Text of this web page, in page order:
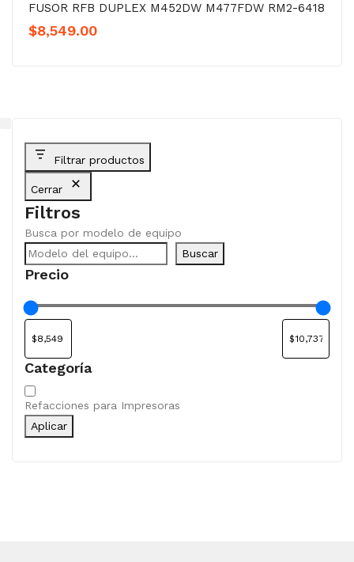
FUSOR RFB DUPLEX M452DW M477FDW RM2-6418
$8,549.00
Filtrar productos
Cerrar
Filtros
Busca por modelo de equipo
Buscar
Precio
Categoría
Categoría
Refacciones para Impresoras
Aplicar